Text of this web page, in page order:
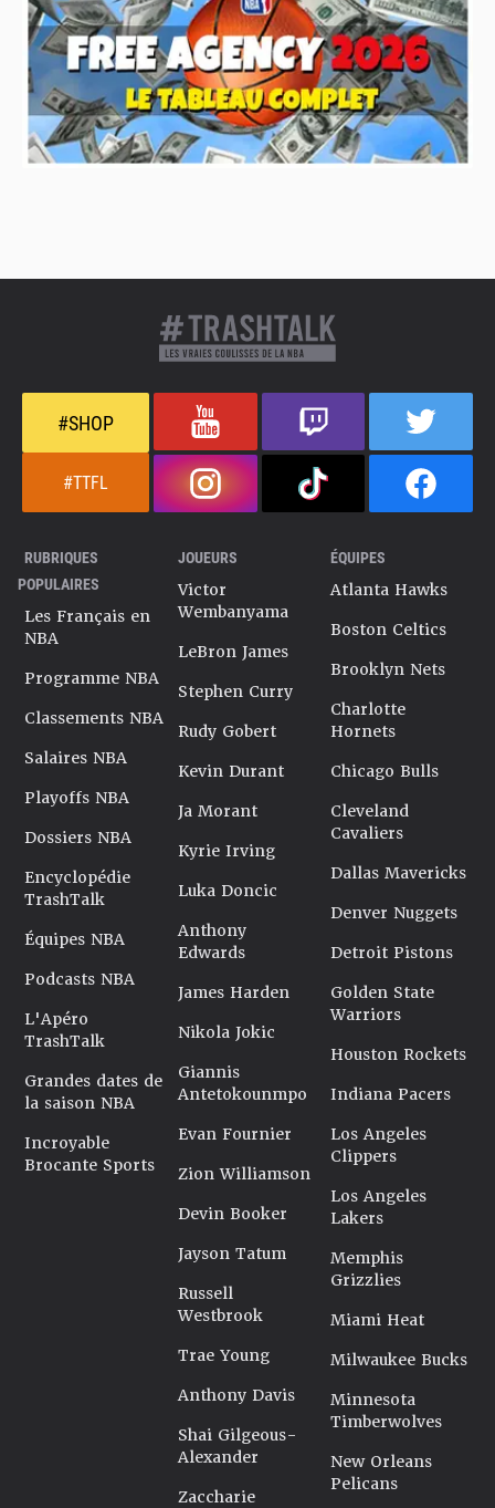
#SHOP
#TTFL
RUBRIQUES
POPULAIRES
Les Français en
NBA
Programme NBA
Classements NBA
Salaires NBA
Playoffs NBA
Dossiers NBA
Encyclopédie
TrashTalk
Équipes NBA
Podcasts NBA
L'Apéro
TrashTalk
Grandes dates de
la saison NBA
Incroyable
Brocante Sports
JOUEURS
Victor
Wembanyama
LeBron James
Stephen Curry
Rudy Gobert
Kevin Durant
Ja Morant
Kyrie Irving
Luka Doncic
Anthony
Edwards
James Harden
Nikola Jokic
Giannis
Antetokounmpo
Evan Fournier
Zion Williamson
Devin Booker
Jayson Tatum
Russell
Westbrook
Trae Young
Anthony Davis
Shai Gilgeous-
Alexander
Zaccharie
ÉQUIPES
Atlanta Hawks
Boston Celtics
Brooklyn Nets
Charlotte
Hornets
Chicago Bulls
Cleveland
Cavaliers
Dallas Mavericks
Denver Nuggets
Detroit Pistons
Golden State
Warriors
Houston Rockets
Indiana Pacers
Los Angeles
Clippers
Los Angeles
Lakers
Memphis
Grizzlies
Miami Heat
Milwaukee Bucks
Minnesota
Timberwolves
New Orleans
Pelicans